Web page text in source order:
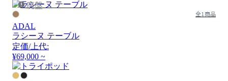
廃盤
全1商品
ADAL
ラシーヌ テーブル
定価/上代:
¥69,000 ~